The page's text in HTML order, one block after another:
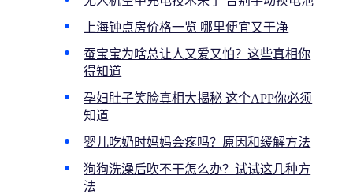
上海钟点房价格一览 哪里便宜又干净
蚕宝宝为啥总让人又爱又怕？这些真相你
得知道
孕妇肚子笑脸真相大揭秘 这个APP你必须
知道
婴儿吃奶时妈妈会疼吗？原因和缓解方法
狗狗洗澡后吹不干怎么办？试试这几种方
法